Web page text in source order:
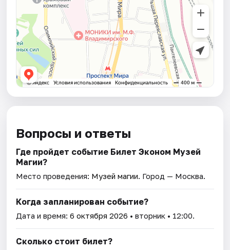
Вопросы и ответы
Где пройдет событие Билет Эконом Музей
Магии?
Место проведения: Музей магии. Город — Москва.
Когда запланирован событие?
Дата и время:6 октября 2026 • вторник • 12:00.
Сколько стоит билет?